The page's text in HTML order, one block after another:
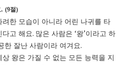
.(9절)
한 모습이 아니라 어린 나귀를 타
다고 해요 . 많은 사람은‘왕’이라고 하
한 잘난 사람이라 여겨요 .
왕은 가질 수 없는 모든 능력을 지